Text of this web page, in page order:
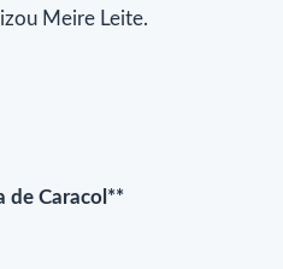
Meire Leite.
de Caracol**